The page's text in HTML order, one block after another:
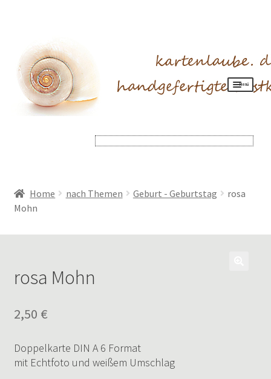
Menü
Mein Konto
Home nach Themen Geburt - Geburtstag
rosa
Mohn
rosa Mohn
2,50 €
Doppelkarte DIN A 6 Format
mit Echtfoto und weißem Umschlag